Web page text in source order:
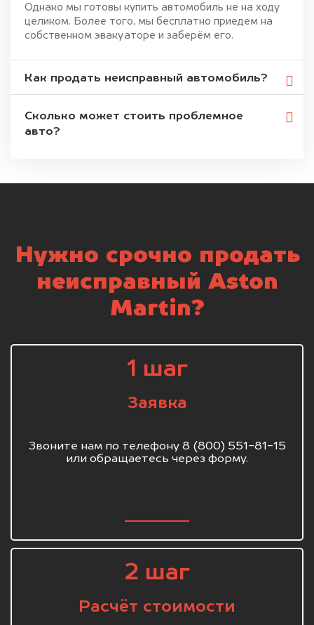
Однако мы готовы купить автомобиль не на ходу
целиком. Более того, мы бесплатно приедем на
собственном эвакуаторе и заберём его.
Как продать неисправный автомобиль?
Сколько может стоить проблемное
авто?
Нужно срочно продать
неисправный Aston
Martin?
1 шаг
Заявка
Звоните нам по телефону 8 (800) 551-81-15
или обращаетесь через форму.
2 шаг
Расчёт стоимости